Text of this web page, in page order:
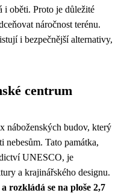
i oběti. Proto je důležité
náročnost terénu.
i ​​bezpečnější alternativy,
centrum
náboženských budov, který
nebesům. Tato památka,
UNESCO, je
a krajinářského designu.
rozkládá se na ploše 2,7